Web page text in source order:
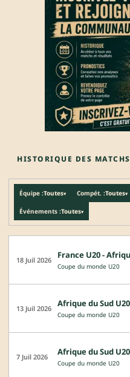
HISTORIQUE DES MATCHS
Équipe :Toutes▾ Compét. :Toutes▾
Événements :Toutes▾
18 Juil 2026
Coupe du monde U20
13 Juil 2026
Coupe du monde U20
7 Juil 2026
Coupe du monde U20